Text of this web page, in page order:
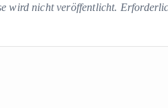
wird nicht veröffentlicht.